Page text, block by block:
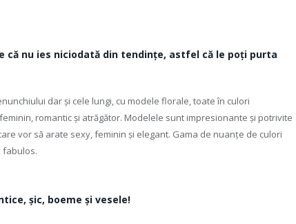
că nu ies niciodată din tendințe, astfel că le poți purta
dar și cele lungi, cu modele florale, toate în culori
romantic și atrăgător. Modelele sunt impresionante și potrivite
vor să arate sexy, feminin și elegant. Gama de nuanțe de culori
fabulos.
șic, boeme și vesele!